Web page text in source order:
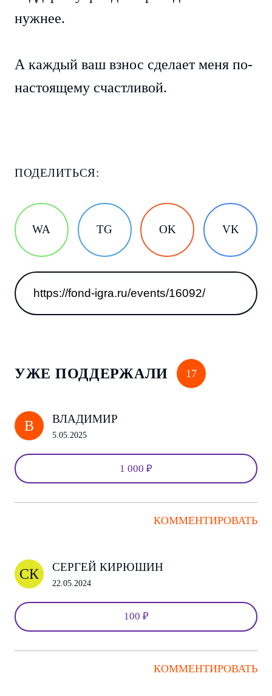
нужнее.
А каждый ваш взнос сделает меня по-
настоящему счастливой.
ПОДЕЛИТЬСЯ:
WA TG OK VK
УЖЕ ПОДДЕРЖАЛИ 17
В ВЛАДИМИР
5.05.2025
1 000 ₽
КОММЕНТИРОВАТЬ
СК СЕРГЕЙ КИРЮШИН
22.05.2024
100 ₽
КОММЕНТИРОВАТЬ